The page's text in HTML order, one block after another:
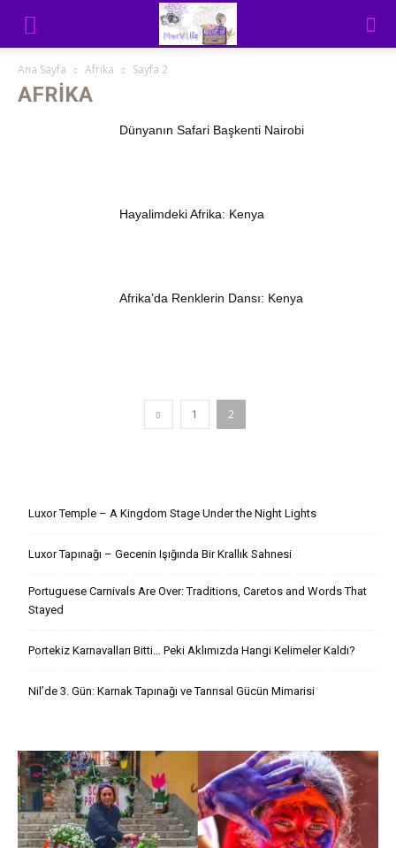
Ana Sayfa Afrika Sayfa 2
AFRIKA
Dünyanın Safari Başkenti Nairobi
Hayalimdeki Afrika: Kenya
Afrika’da Renklerin Dansı: Kenya
1 2
Luxor Temple – A Kingdom Stage Under the Night Lights
Luxor Tapınağı – Gecenin Işığında Bir Krallık Sahnesi
Portuguese Carnivals Are Over: Traditions, Caretos and Words That
Stayed
Portekiz Karnavalları Bitti… Peki Aklımızda Hangi Kelimeler Kaldı?
Nil’de 3. Gün: Karnak Tapınağı ve Tanrısal Gücün Mimarisi